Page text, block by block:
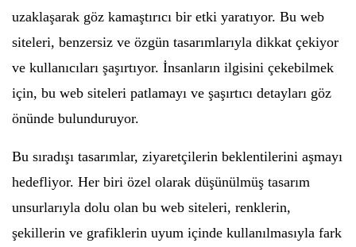
uzaklaşarak göz kamaştırıcı bir etki yaratıyor. Bu web
siteleri, benzersiz ve özgün tasarımlarıyla dikkat çekiyor
ve kullanıcıları şaşırtıyor. İnsanların ilgisini çekebilmek
için, bu web siteleri patlamayı ve şaşırtıcı detayları göz
önünde bulunduruyor.
Bu sıradışı tasarımlar, ziyaretçilerin beklentilerini aşmayı
hedefliyor. Her biri özel olarak düşünülmüş tasarım
unsurlarıyla dolu olan bu web siteleri, renklerin,
şekillerin ve grafiklerin uyum içinde kullanılmasıyla fark